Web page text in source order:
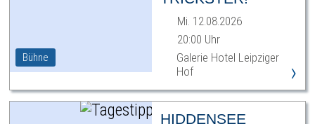
Bühne
Mi. 12.08.2026
20:00 Uhr
Galerie Hotel Leipziger
Hof
›
HIDDENSEE